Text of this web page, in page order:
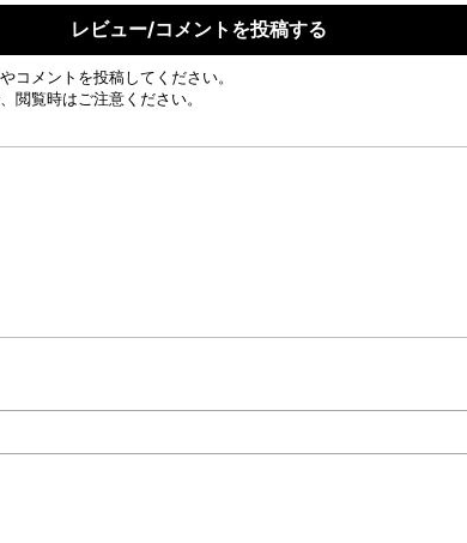
レビュー/コメントを投稿する
コメントを投稿してください。
閲覧時はご注意ください。